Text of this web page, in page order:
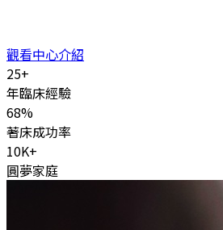
觀看中心介紹
25+
年臨床經驗
68%
著床成功率
10K+
圓夢家庭